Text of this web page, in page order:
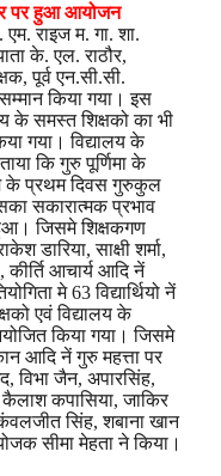
पर हुआ आयोजन
राइज म. गा. शा.
के. एल. राठौर,
पूर्व एन.सी.सी.
किया गया। इस
के समस्त शिक्षको का भी
गया।विद्यालय के
कि गुरु पूर्णिमा के
के प्रथम दिवस गुरुकुल
सकारात्मक प्रभाव
जिसमे शिक्षकगण
डारिया, साक्षी शर्मा,
आचार्य आदि नें
मे 63 विद्यार्थियो नें
एवं विद्यालय के
किया गया। जिसमे
आदि नें गुरु महत्ता पर
विभा जैन, अपारसिंह,
कैलाश कपासिया, जाकिर
सिंह, शबाना खान
सीमा मेहता ने किया।